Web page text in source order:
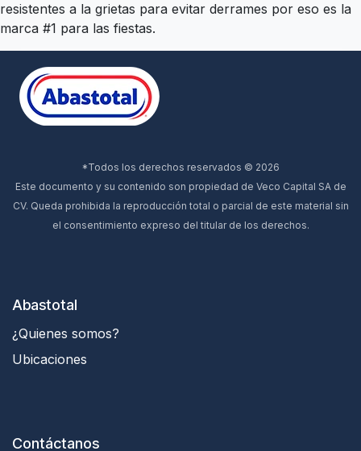
resistentes a la grietas para evitar derrames por eso es la
marca #1 para las fiestas.
*Todos los derechos reservados © 2026
Este documento y su contenido son propiedad de Veco Capital SA de
CV. Queda prohibida la reproducción total o parcial de este material sin
el consentimiento expreso del titular de los derechos.
Abastotal
¿Quienes somos?
Ubicaciones
Contáctanos